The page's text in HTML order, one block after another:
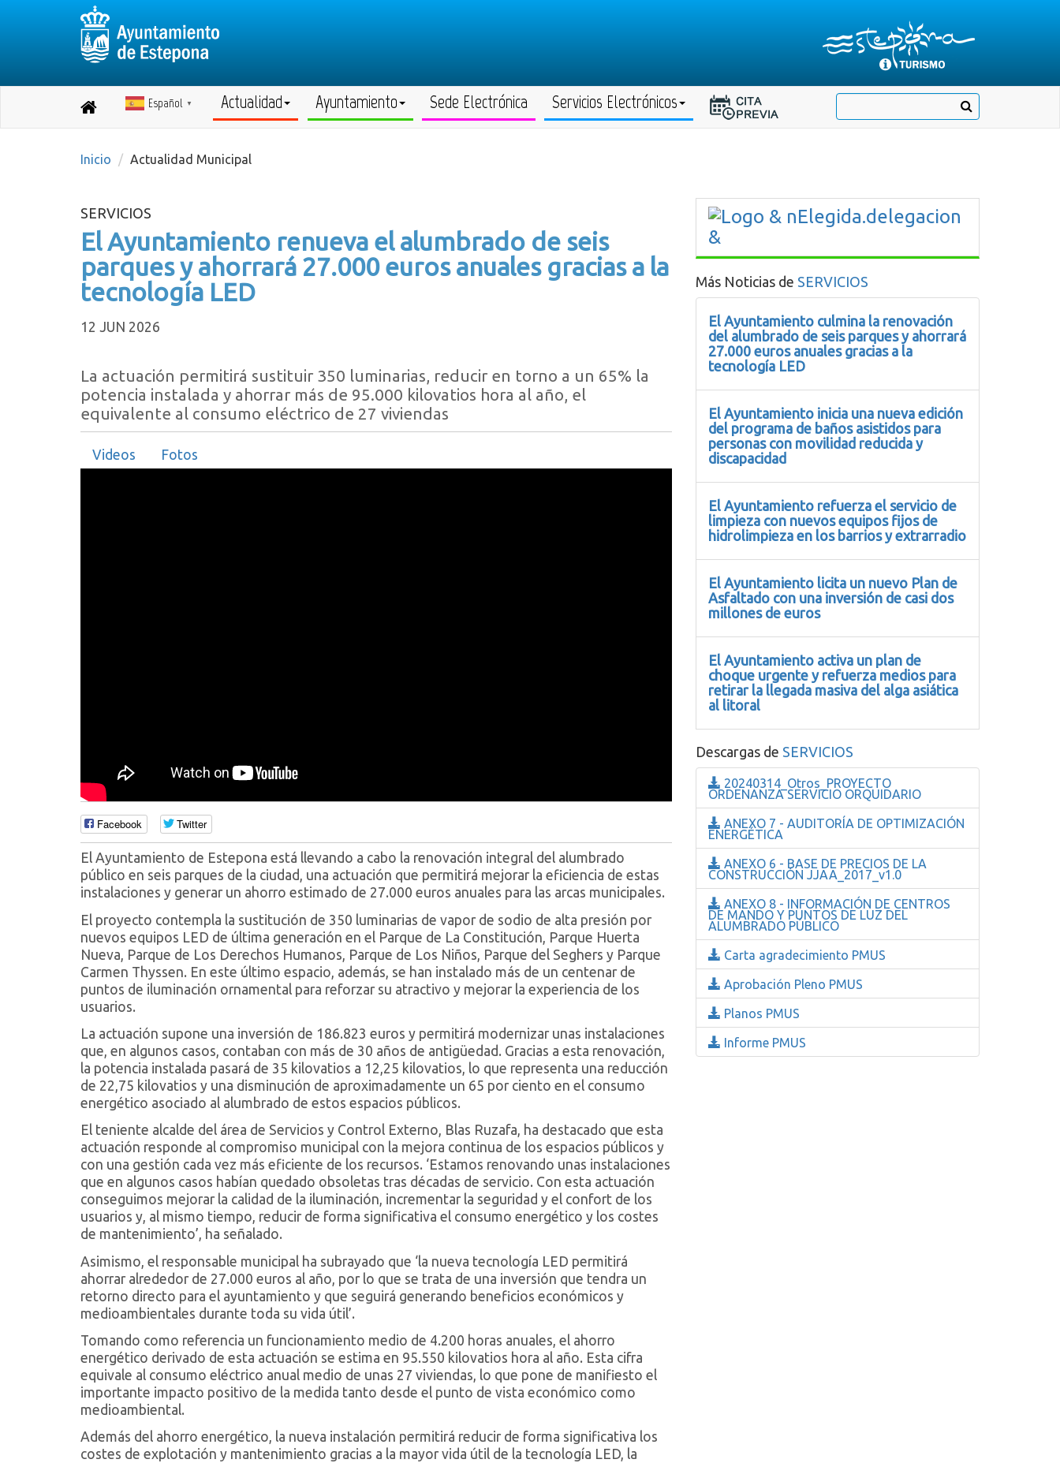
página
Destino:
inicio
Buscar
Español ▼ Actualidad Ayuntamiento Sede Electrónica Servicios Electrónicos
Ir
a
Inicio Actualidad Municipal
SERVICIOS
El Ayuntamiento renueva el alumbrado de seis
parques y ahorrará 27.000 euros anuales gracias a la
tecnología LED
12 JUN 2026
La actuación permitirá sustituir 350 luminarias, reducir en torno a un 65% la
potencia instalada y ahorrar más de 95.000 kilovatios hora al año, el
equivalente al consumo eléctrico de 27 viviendas
Videos Fotos
Facebook Twitter
El Ayuntamiento de Estepona está llevando a cabo la renovación integral del alumbrado
público en seis parques de la ciudad, una actuación que permitirá mejorar la eficiencia de estas
instalaciones y generar un ahorro estimado de 27.000 euros anuales para las arcas municipales.
El proyecto contempla la sustitución de 350 luminarias de vapor de sodio de alta presión por
nuevos equipos LED de última generación en el Parque de La Constitución, Parque Huerta
Nueva, Parque de Los Derechos Humanos, Parque de Los Niños, Parque del Seghers y Parque
Carmen Thyssen. En este último espacio, además, se han instalado más de un centenar de
puntos de iluminación ornamental para reforzar su atractivo y mejorar la experiencia de los
usuarios.
La actuación supone una inversión de 186.823 euros y permitirá modernizar unas instalaciones
que, en algunos casos, contaban con más de 30 años de antigüedad. Gracias a esta renovación,
la potencia instalada pasará de 35 kilovatios a 12,25 kilovatios, lo que representa una reducción
de 22,75 kilovatios y una disminución de aproximadamente un 65 por ciento en el consumo
energético asociado al alumbrado de estos espacios públicos.
El teniente alcalde del área de Servicios y Control Externo, Blas Ruzafa, ha destacado que esta
actuación responde al compromiso municipal con la mejora continua de los espacios públicos y
con una gestión cada vez más eficiente de los recursos. ‘Estamos renovando unas instalaciones
que en algunos casos habían quedado obsoletas tras décadas de servicio. Con esta actuación
conseguimos mejorar la calidad de la iluminación, incrementar la seguridad y el confort de los
usuarios y, al mismo tiempo, reducir de forma significativa el consumo energético y los costes
de mantenimiento’, ha señalado.
Asimismo, el responsable municipal ha subrayado que ‘la nueva tecnología LED permitirá
ahorrar alrededor de 27.000 euros al año, por lo que se trata de una inversión que tendra un
retorno directo para el ayuntamiento y que seguirá generando beneficios económicos y
medioambientales durante toda su vida útil’.
Tomando como referencia un funcionamiento medio de 4.200 horas anuales, el ahorro
energético derivado de esta actuación se estima en 95.550 kilovatios hora al año. Esta cifra
equivale al consumo eléctrico anual medio de unas 27 viviendas, lo que pone de manifiesto el
importante impacto positivo de la medida tanto desde el punto de vista económico como
medioambiental.
Además del ahorro energético, la nueva instalación permitirá reducir de forma significativa los
costes de explotación y mantenimiento gracias a la mayor vida útil de la tecnología LED, la
Más Noticias de SERVICIOS
El Ayuntamiento culmina la renovación
del alumbrado de seis parques y ahorrará
27.000 euros anuales gracias a la
tecnología LED
El Ayuntamiento inicia una nueva edición
del programa de baños asistidos para
personas con movilidad reducida y
discapacidad
El Ayuntamiento refuerza el servicio de
limpieza con nuevos equipos fijos de
hidrolimpieza en los barrios y extrarradio
El Ayuntamiento licita un nuevo Plan de
Asfaltado con una inversión de casi dos
millones de euros
El Ayuntamiento activa un plan de
choque urgente y refuerza medios para
retirar la llegada masiva del alga asiática
al litoral
Descargas de SERVICIOS
20240314_Otros_PROYECTO
ORDENANZA SERVICIO ORQUIDARIO
ANEXO 7 - AUDITORÍA DE OPTIMIZACIÓN
ENERGÉTICA
ANEXO 6 - BASE DE PRECIOS DE LA
CONSTRUCCIÓN JJAA_2017_v1.0
ANEXO 8 - INFORMACIÓN DE CENTROS
DE MANDO Y PUNTOS DE LUZ DEL
ALUMBRADO PÚBLICO
Carta agradecimiento PMUS
Aprobación Pleno PMUS
Planos PMUS
Informe PMUS